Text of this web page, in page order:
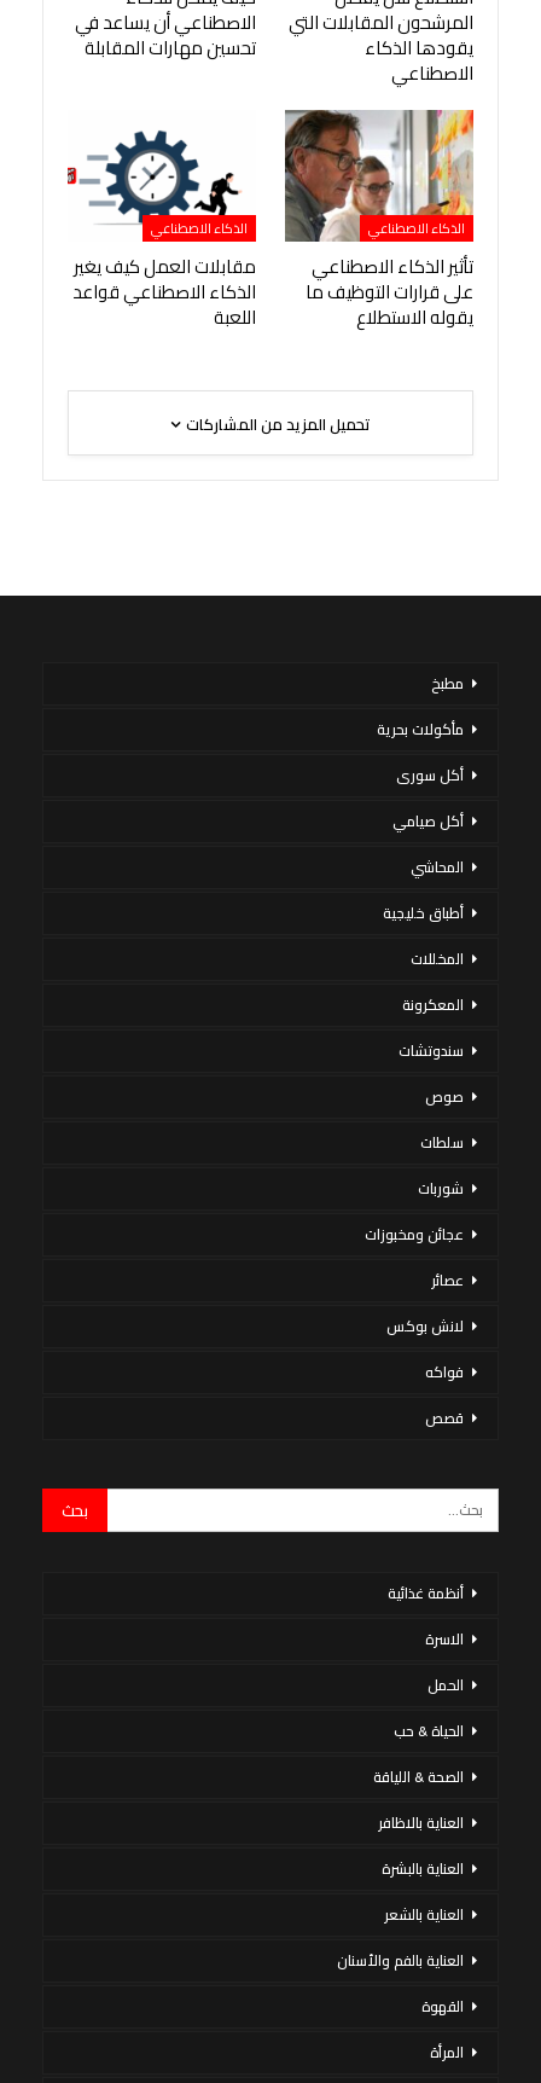
المرشحون المقابلات التي
يقودها الذكاء
الاصطناعي
الاصطناعي أن يساعد في
تحسين مهارات المقابلة
الذكاء الاصطناعي
تأثير الذكاء الاصطناعي
على قرارات التوظيف ما
يقوله الاستطلاع
الذكاء الاصطناعي
مقابلات العمل كيف يغير
الذكاء الاصطناعي قواعد
اللعبة
تحميل المزيد من المشاركات
مطبخ
مأكولات بحرية
أكل سورى
أكل صيامي
المحاشي
أطباق خليجية
المخللات
المعكرونة
سندوتشات
صوص
سلطات
شوربات
عجائن ومخبوزات
عصائر
لانش بوكس
فواكه
قصص
أنظمة غذائية
الاسرة
الحمل
الحياة & حب
الصحة & اللياقة
العناية بالاظافر
العناية بالبشرة
العناية بالشعر
العناية بالفم والأسنان
القهوة
المرأة